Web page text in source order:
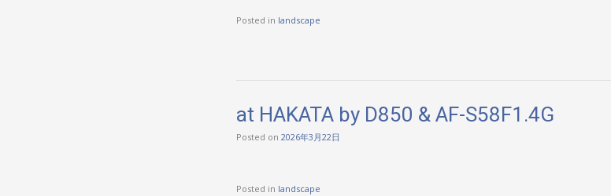
Posted in landscape
at HAKATA by D850 & AF-S58F1.4G
Posted on 2026年3月22日
Posted in landscape